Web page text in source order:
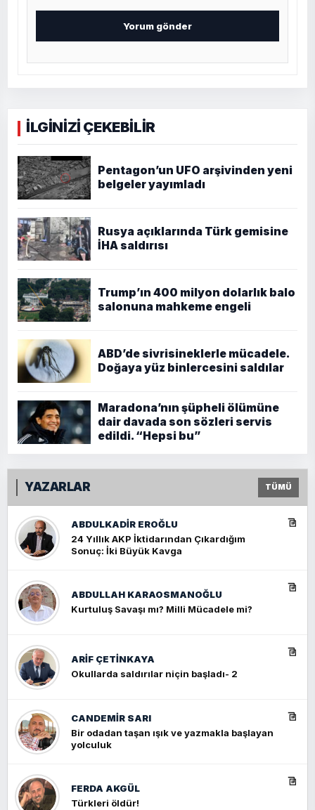
İLGİNİZİ ÇEKEBİLİR
Pentagon’un UFO arşivinden yeni
belgeler yayımladı
Rusya açıklarında Türk gemisine
İHA saldırısı
Trump’ın 400 milyon dolarlık balo
salonuna mahkeme engeli
ABD’de sivrisineklerle mücadele.
Doğaya yüz binlercesini saldılar
Maradona’nın şüpheli ölümüne
dair davada son sözleri servis
edildi. “Hepsi bu”
YAZARLAR TÜMÜ
ABDULKADIR EROĞLU
24 Yıllık AKP İktidarından Çıkardığım
Sonuç: İki Büyük Kavga
ABDULLAH KARAOSMANOĞLU
Kurtuluş Savaşı mı? Milli Mücadele mi?
ARIF ÇETİNKAYA
Okullarda saldırılar niçin başladı- 2
CANDEMIR SARI
Bir odadan taşan ışık ve yazmakla başlayan
yolculuk
FERDA AKGÜL
Türkleri öldür!